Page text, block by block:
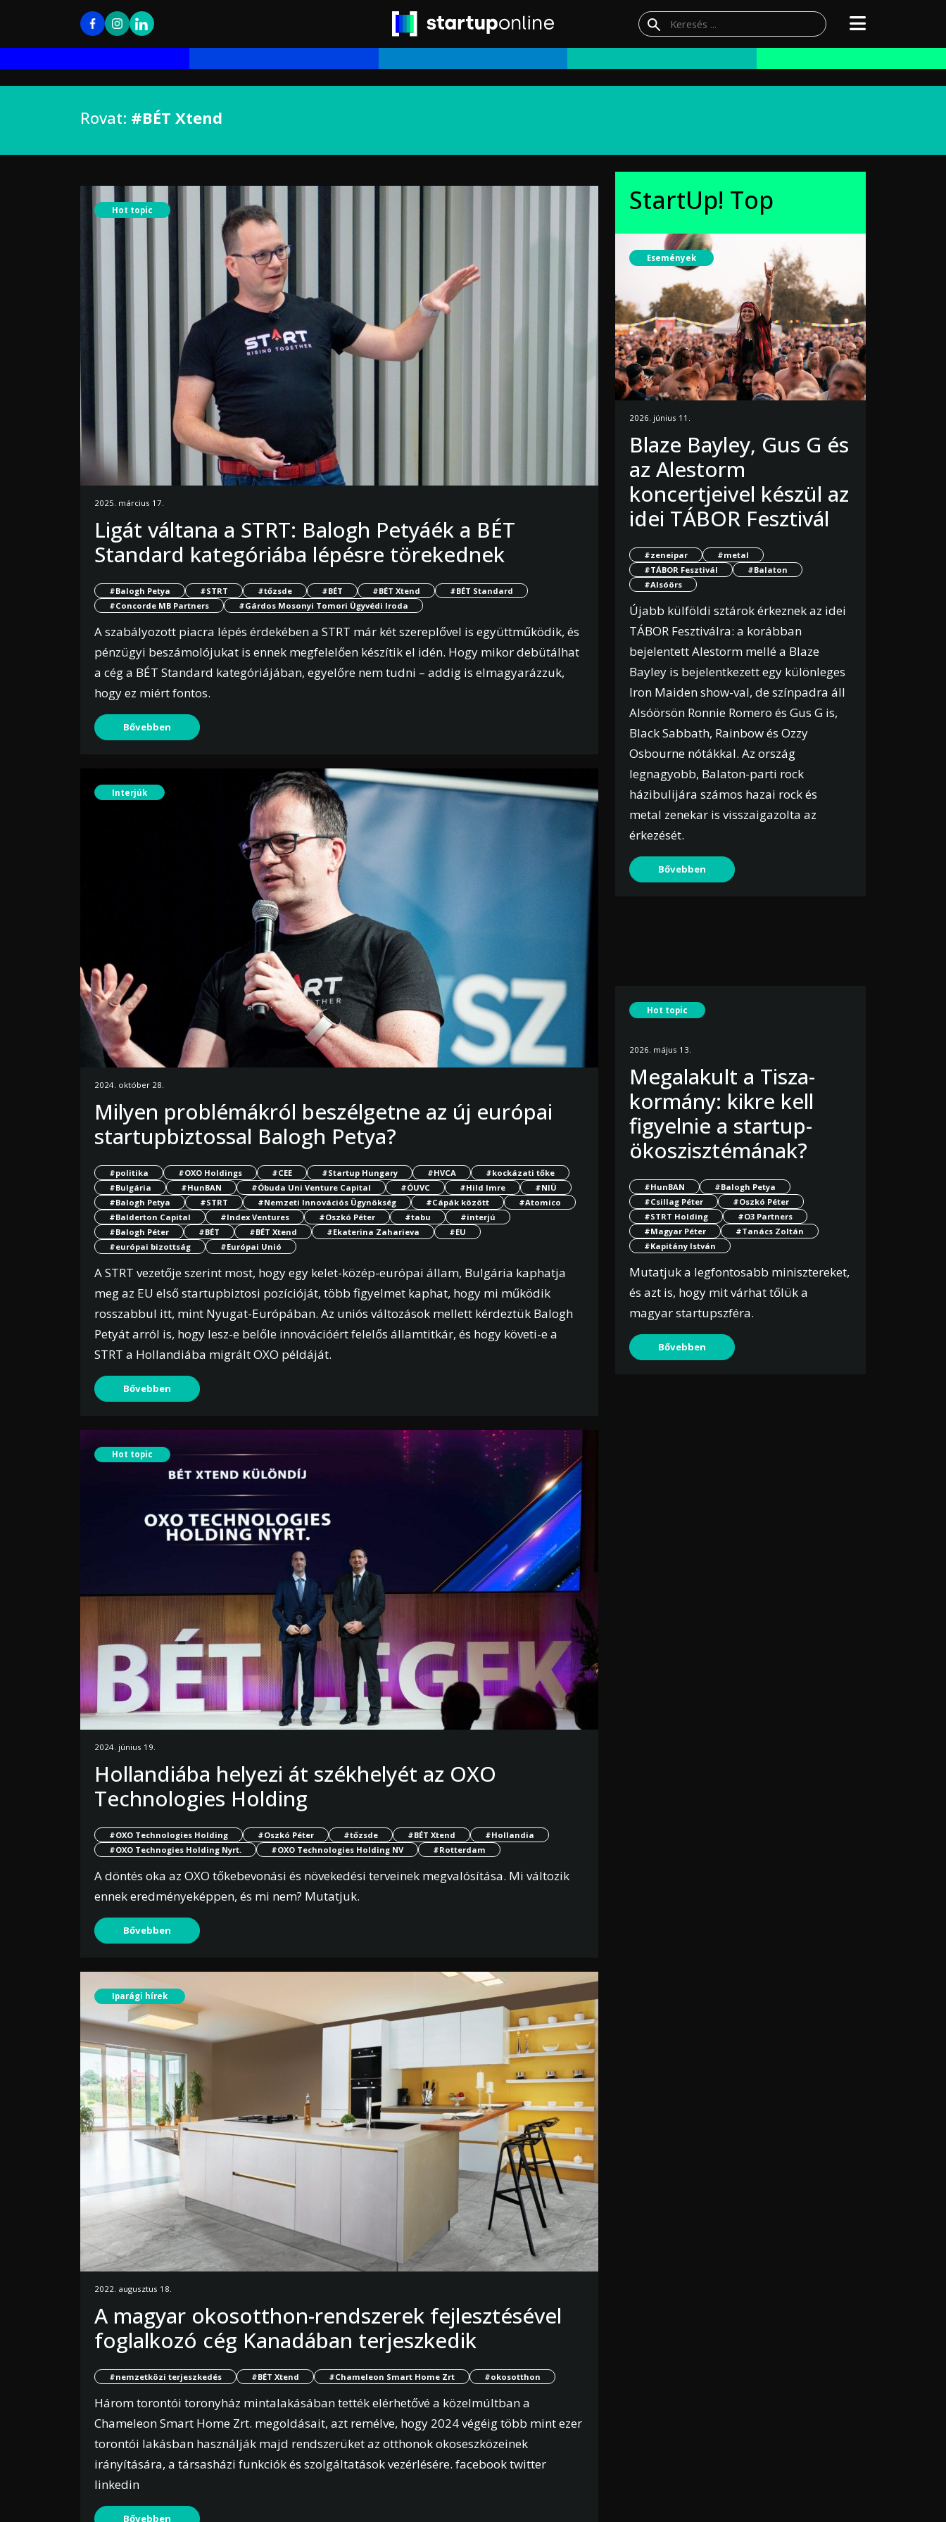
Rovat: #BÉT Xtend
Hot topic
2025. március 17.
Ligát váltana a STRT: Balogh Petyáék a BÉT
Standard kategóriába lépésre törekednek
#Balogh Petya #STRT #tőzsde #BÉT #BÉT Xtend
#BÉT Standard
#Concorde MB Partners
#Gárdos Mosonyi Tomori Ügyvédi Iroda
A szabályozott piacra lépés érdekében a STRT már két szereplővel is együttműködik, és
pénzügyi beszámolójukat is ennek megfelelően készítik el idén. Hogy mikor debütálhat
a cég a BÉT Standard kategóriájában, egyelőre nem tudni – addig is elmagyarázzuk,
hogy ez miért fontos.
Bővebben
Interjúk
2024. október 28.
Milyen problémákról beszélgetne az új európai
startupbiztossal Balogh Petya?
#politika #OXO Holdings #CEE #Startup Hungary #HVCA
#kockázati tőke
#Bulgária
#HunBAN #Óbuda Uni Venture Capital #ÓUVC #Hild Imre
#NIÜ
#Balogh Petya
#STRT #Nemzeti Innovációs Ügynökség #Cápák között
#Atomico
#Balderton Capital
#Index Ventures #Oszkó Péter #tabu
#interjú
#Balogh Péter
#BÉT #BÉT Xtend #Ekaterina Zaharieva
#EU
#európai bizottság
#Európai Unió
A STRT vezetője szerint most, hogy egy kelet-közép-európai állam, Bulgária kaphatja
meg az EU első startupbiztosi pozícióját, több figyelmet kaphat, hogy mi működik
rosszabbul itt, mint Nyugat-Európában. Az uniós változások mellett kérdeztük Balogh
Petyát arról is, hogy lesz-e belőle innovációért felelős államtitkár, és hogy követi-e a
STRT a Hollandiába migrált OXO példáját.
Bővebben
Hot topic
2024. június 19.
Hollandiába helyezi át székhelyét az OXO
Technologies Holding
#OXO Technologies Holding #Oszkó Péter #tőzsde #BÉT Xtend
#Hollandia
#OXO Technogies Holding Nyrt.
#OXO Technologies Holding NV #Rotterdam
A döntés oka az OXO tőkebevonási és növekedési terveinek megvalósítása. Mi változik
ennek eredményeképpen, és mi nem? Mutatjuk.
Bővebben
Iparági hírek
2022. augusztus 18.
A magyar okosotthon-rendszerek fejlesztésével
foglalkozó cég Kanadában terjeszkedik
#nemzetközi terjeszkedés #BÉT Xtend #Chameleon Smart Home Zrt #okosotthon
Három torontói toronyház mintalakásában tették elérhetővé a közelmúltban a
Chameleon Smart Home Zrt. megoldásait, azt remélve, hogy 2024 végéig több mint ezer
torontói lakásban használják majd rendszerüket az otthonok okoseszközeinek
irányítására, a társasházi funkciók és szolgáltatások vezérlésére. facebook twitter
linkedin
Bővebben
StartUp! Top
Események
2026. június 11.
Blaze Bayley, Gus G és
az Alestorm
koncertjeivel készül az
idei TÁBOR Fesztivál
#zeneipar
#metal
#TÁBOR Fesztivál
#Balaton
#Alsóörs
Újabb külföldi sztárok érkeznek az idei
TÁBOR Fesztiválra: a korábban
bejelentett Alestorm mellé a Blaze
Bayley is bejelentkezett egy különleges
Iron Maiden show-val, de színpadra áll
Alsóörsön Ronnie Romero és Gus G is,
Black Sabbath, Rainbow és Ozzy
Osbourne nótákkal. Az ország
legnagyobb, Balaton-parti rock
házibulijára számos hazai rock és
metal zenekar is visszaigazolta az
érkezését.
Bővebben
Hot topic
2026. május 13.
Megalakult a Tisza-
kormány: kikre kell
figyelnie a startup-
ökoszisztémának?
#HunBAN
#Balogh Petya
#Csillag Péter
#Oszkó Péter
#STRT Holding
#O3 Partners
#Magyar Péter
#Tanács Zoltán
#Kapitány István
Mutatjuk a legfontosabb minisztereket,
és azt is, hogy mit várhat tőlük a
magyar startupszféra.
Bővebben